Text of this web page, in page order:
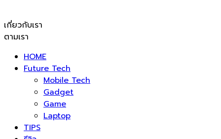
เกี่ยวกับเรา
ตามเรา
HOME
Future Tech
Mobile Tech
Gadget
Game
Laptop
TIPS